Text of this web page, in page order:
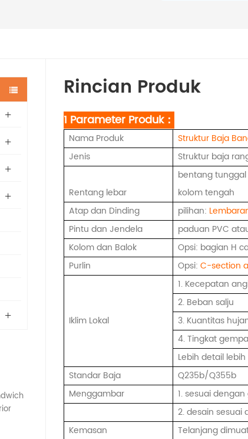
Rincian Produk
1 Parameter Produk：
Nama Produk Struktur Baja
Jenis
Struktur baja
Rentang lebar
bentang
kolom tengah
Atap dan Dinding
pilihan:
Pintu dan Jendela
paduan PVC
Kolom dan Balok
Opsi: bagian H
Purlin
Opsi: C-section
Iklim Lokal
1. Kecepatan
2. Beban salju
3. Kuantitas
4. Tingkat
Lebih detail lebih
Standar Baja
Q235b/Q355b
Menggambar
1. sesuai
2. desain sesuai
Kemasan
Telanjang